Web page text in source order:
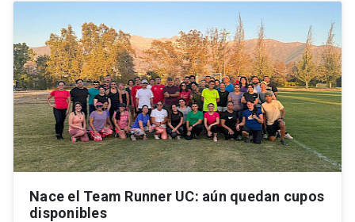
Nace el Team Runner UC: aún quedan cupos
disponibles